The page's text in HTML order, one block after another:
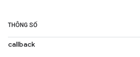
THÔNG SỐ
callback